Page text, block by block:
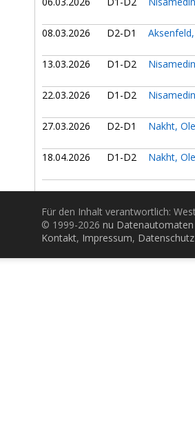
08.03.2026 D2-D1
13.03.2026 D1-D2
22.03.2026 D1-D2
27.03.2026 D2-D1 Nakht,
18.04.2026 D1-D2 Nakht,
Für den Inhalt verantwortlich:
© 1999-2026 nu
Kontakt, Impressum, Datenschutz